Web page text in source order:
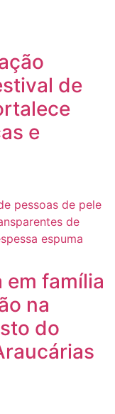
de
e
em família
na
do